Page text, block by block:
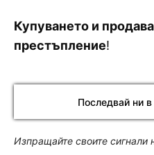
Купуването и
престъпление!
Последвай ни
Изпращайте своите сигнали